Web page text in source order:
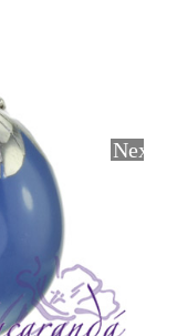
Next